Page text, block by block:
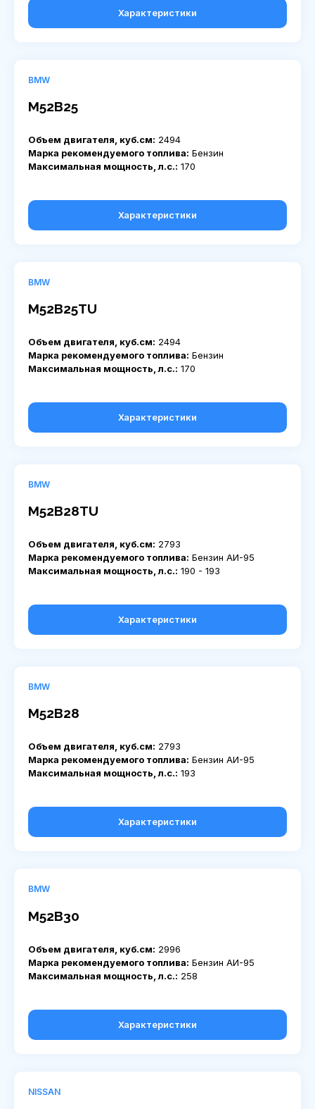
Характеристики
BMW
M52B25
Объем двигателя, куб.см: 2494
Марка рекомендуемого топлива: Бензин
Максимальная мощность, л.с.: 170
Характеристики
BMW
M52B25TU
Объем двигателя, куб.см: 2494
Марка рекомендуемого топлива: Бензин
Максимальная мощность, л.с.: 170
Характеристики
BMW
M52B28TU
Объем двигателя, куб.см: 2793
Марка рекомендуемого топлива: Бензин АИ-95
Максимальная мощность, л.с.: 190 - 193
Характеристики
BMW
M52B28
Объем двигателя, куб.см: 2793
Марка рекомендуемого топлива: Бензин АИ-95
Максимальная мощность, л.с.: 193
Характеристики
BMW
M52B30
Объем двигателя, куб.см: 2996
Марка рекомендуемого топлива: Бензин АИ-95
Максимальная мощность, л.с.: 258
Характеристики
NISSAN